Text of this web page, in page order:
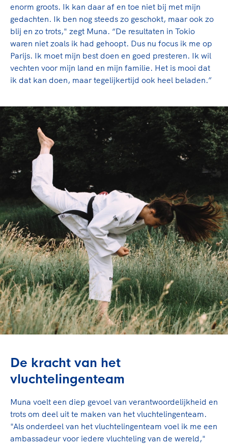
enorm groots. Ik kan daar af en toe niet bij met mijn
gedachten. Ik ben nog steeds zo geschokt, maar ook zo
blij en zo trots," zegt Muna. “De resultaten in Tokio
waren niet zoals ik had gehoopt. Dus nu focus ik me op
Parijs. Ik moet mijn best doen en goed presteren. Ik wil
vechten voor mijn land en mijn familie. Het is mooi dat
ik dat kan doen, maar tegelijkertijd ook heel beladen.”
De kracht van het
vluchtelingenteam
Muna voelt een diep gevoel van verantwoordelijkheid en
trots om deel uit te maken van het vluchtelingenteam.
"Als onderdeel van het vluchtelingenteam voel ik me een
ambassadeur voor iedere vluchteling van de wereld,"